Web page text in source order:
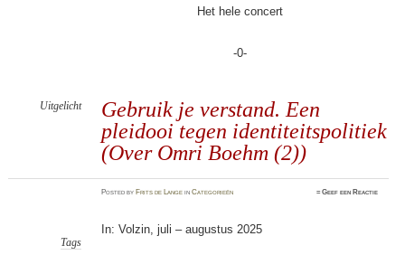
Het hele concert
-0-
Gebruik je verstand. Een
pleidooi tegen identiteitspolitiek
(Over Omri Boehm (2))
Uitgelicht
Postedby Frits de Lange inCategorieën ≈Geef een Reactie
Tags
In: Volzin, juli – augustus 2025